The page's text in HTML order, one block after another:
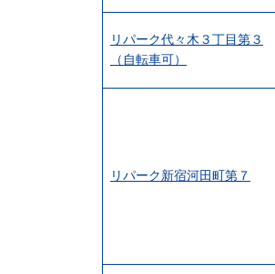
リパーク代々木３丁目第３
（自転車可）
リパーク新宿河田町第７